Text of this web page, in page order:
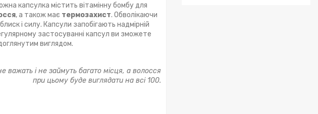
капсулка містить вітамінну бомбу для
, а також має термозахист. Обволікаючи
і силу. Капсули запобігають надмірній
застосуванні капсул ви зможете
виглядом.
важать і не займуть багато місця, а волосся
при цьому буде виглядати на всі 100.